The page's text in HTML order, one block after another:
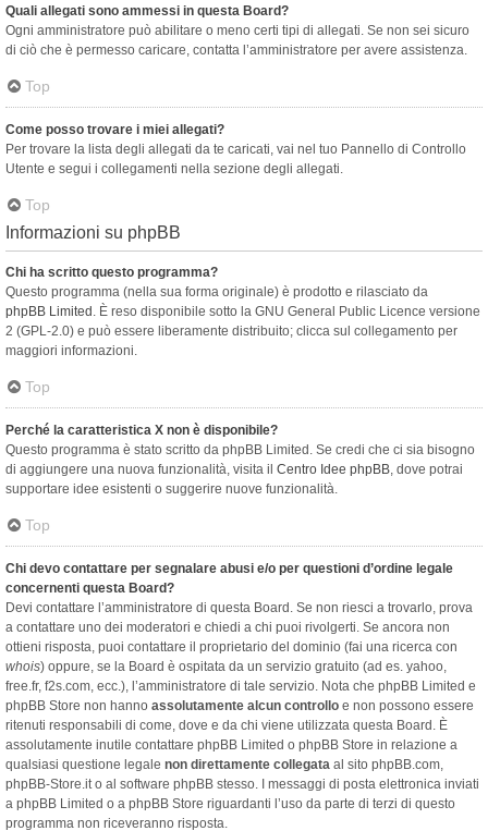
Quali allegati sono ammessi in questa Board?
Ogni amministratore può abilitare o meno certi tipi di allegati. Se non sei sicuro
di ciò che è permesso caricare, contatta l’amministratore per avere assistenza.
Top
Come posso trovare i miei allegati?
Per trovare la lista degli allegati da te caricati, vai nel tuo Pannello di Controllo
Utente e segui i collegamenti nella sezione degli allegati.
Top
Informazioni su phpBB
Chi ha scritto questo programma?
Questo programma (nella sua forma originale) è prodotto e rilasciato da
phpBB Limited . È reso disponibile sotto la GNU General Public Licence versione
2 (GPL-2.0) e può essere liberamente distribuito; clicca sul collegamento per
maggiori informazioni.
Top
Perché la caratteristica X non è disponibile?
Questo programma è stato scritto da phpBB Limited. Se credi che ci sia bisogno
di aggiungere una nuova funzionalità, visita il Centro Idee phpBB, dove potrai
supportare idee esistenti o suggerire nuove funzionalità.
Top
Chi devo contattare per segnalare abusi e/o per questioni d’ordine legale
concernenti questa Board?
Devi contattare l’amministratore di questa Board. Se non riesci a trovarlo, prova
a contattare uno dei moderatori e chiedi a chi puoi rivolgerti. Se ancora non
ottieni risposta, puoi contattare il proprietario del dominio (fai una ricerca con
whois) oppure, se la Board è ospitata da un servizio gratuito (ad es. yahoo,
free.fr, f2s.com, ecc.), l’amministratore di tale servizio. Nota che phpBB Limited e
phpBB Store non hanno assolutamente alcun controllo e non possono essere
ritenuti responsabili di come, dove e da chi viene utilizzata questa Board. È
assolutamente inutile contattare phpBB Limited o phpBB Store in relazione a
qualsiasi questione legale non direttamente collegata al sito phpBB.com,
phpBB-Store.it o al software phpBB stesso. I messaggi di posta elettronica inviati
a phpBB Limited o a phpBB Store riguardanti l’uso da parte di terzi di questo
programma non riceveranno risposta.